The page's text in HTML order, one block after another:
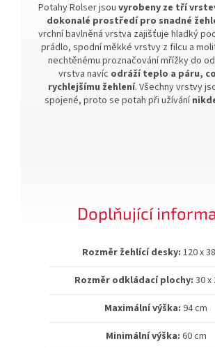
Potahy Rolser jsou vyrobeny ze tří
dokonalé prostředí pro snadné
vrchní bavlněná vrstva zajišťuje hladký
prádlo, spodní měkké vrstvy z filcu a
nechtěnému proznačování mřížky do
vrstva navíc odráží teplo a páru,
rychlejšímu žehlení. Všechny vrstvy
spojené, proto se potah při užívání
Doplňující
Rozměr žehlící desky: 120 x
Rozměr odkládací plochy: 30 x
Maximální výška: 94 cm
Minimální výška: 60 cm